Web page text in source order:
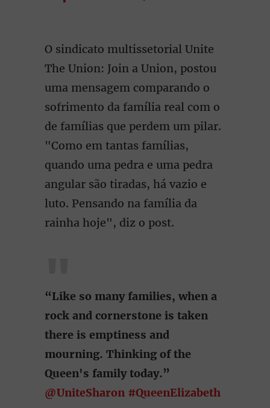
O sindicato multissetorial Unite
The Union: Join a Union, postou
uma mensagem comparando o
sofrimento da família real com o
de famílias que perdem um pilar.
"Como em tantas famílias,
quando uma pedra e uma pedra
angular são tiradas, há vazio e
luto. Pensando na família da
rainha hoje", diz o post.
“Like so many families, when a
rock and cornerstone is taken
there is emptiness and
mourning. Thinking of the
Queen's family today.”
@UniteSharon #QueenElizabeth